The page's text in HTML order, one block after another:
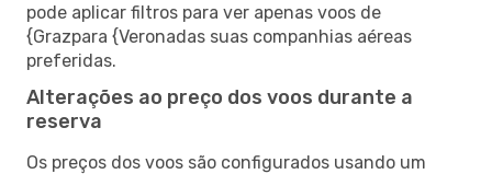
pode aplicar filtros para ver apenas voos de
{Grazpara {Veronadas suas companhias aéreas
preferidas.
Alterações ao preço dos voos durante a
reserva
Os preços dos voos são configurados usando um